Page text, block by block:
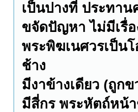
เป็นปางที่ ประทา
ขจัดปัญหา ไม่มีเรื่
พระพิฆเนศวรเป็น
ช้าง
มีงาข้างเดียว (ถูก
มีสี่กร พระหัตถ์หน้